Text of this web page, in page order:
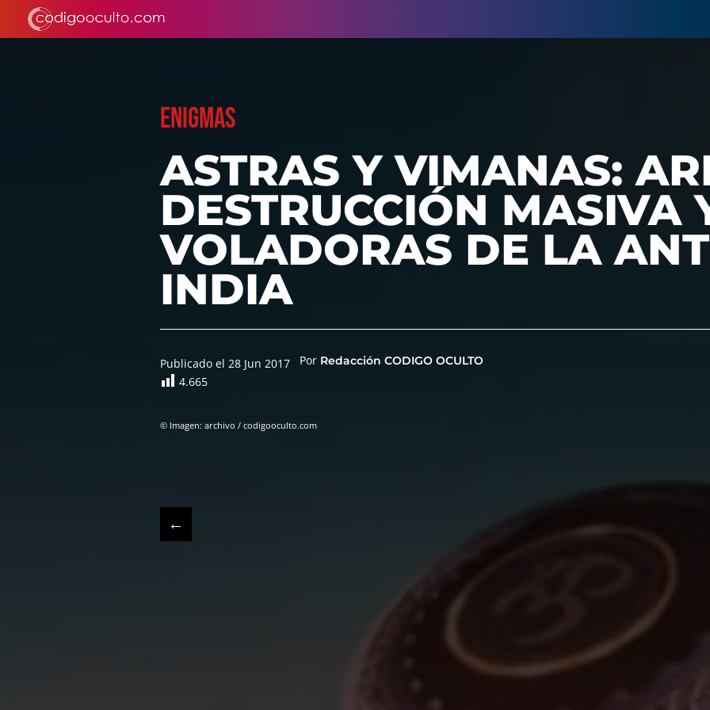
ENIGMAS
ASTRAS Y VIMANAS:
DESTRUCCIÓN MASIVA
VOLADORAS DE LA
INDIA
Publicado el 28 Jun 2017 Por Redacción CODIGO OCULTO
4.665
© Imagen: archivo / codigooculto.com
←